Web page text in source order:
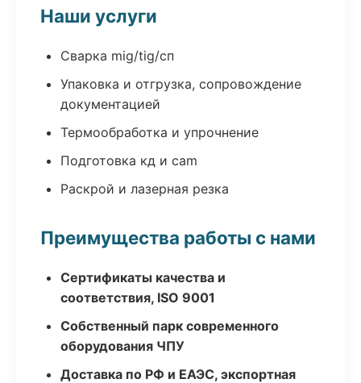
Наши услуги
Сварка mig/tig/сп
Упаковка и отгрузка, сопровождение
документацией
Термообработка и упрочнение
Подготовка кд и cam
Раскрой и лазерная резка
Преимущества работы с нами
Сертификаты качества и
соответствия, ISO 9001
Собственный парк современного
оборудования ЧПУ
Доставка по РФ и ЕАЭС, экспортная